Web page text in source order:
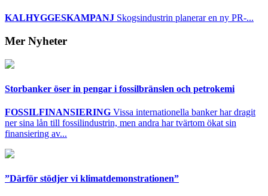
KALHYGGESKAMPANJ Skogsindustrin planerar en ny PR-...
Mer Nyheter
Storbanker öser in pengar i fossilbränslen och petrokemi
FOSSILFINANSIERING Vissa internationella banker har dragit
ner sina lån till fossilindustrin, men andra har tvärtom ökat sin
finansiering av...
”Därför stödjer vi klimatdemonstrationen”